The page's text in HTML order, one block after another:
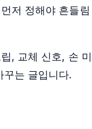
저 정해야 흔들림
, 교체 신호, 손 미
는 글입니다.